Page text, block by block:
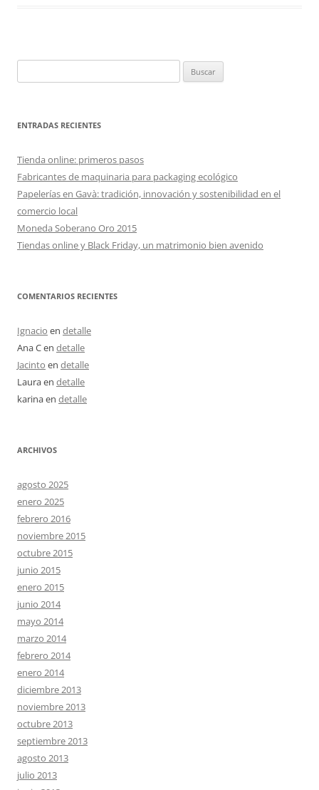
ENTRADAS RECIENTES
Tienda online: primeros pasos
Fabricantes de maquinaria para packaging ecológico
Papelerías en Gavà: tradición, innovación y sostenibilidad en el
comercio local
Moneda Soberano Oro 2015
Tiendas online y Black Friday, un matrimonio bien avenido
COMENTARIOS RECIENTES
Ignacio en detalle
Ana Cen detalle
Jacinto en detalle
Lauraen detalle
karinaen detalle
ARCHIVOS
agosto 2025
enero 2025
febrero 2016
noviembre 2015
octubre 2015
junio 2015
enero 2015
junio 2014
mayo 2014
marzo 2014
febrero 2014
enero 2014
diciembre 2013
noviembre 2013
octubre 2013
septiembre 2013
agosto 2013
julio 2013